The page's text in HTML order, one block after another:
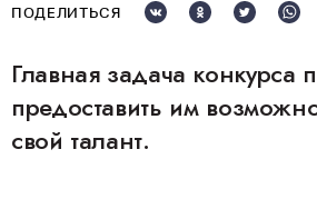
ПОДЕЛИТЬСЯ
Главная задача
предоставить им
свой талант.